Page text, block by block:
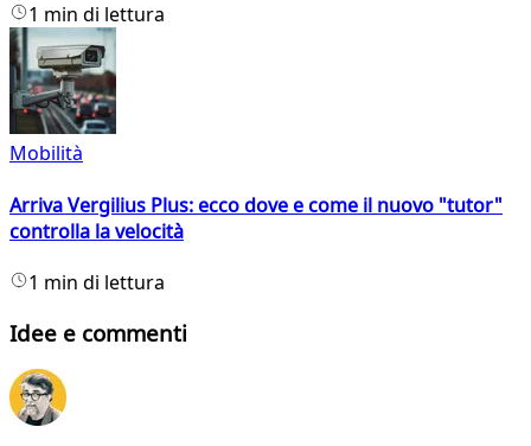
1 min di lettura
Mobilità
Arriva Vergilius Plus: ecco dove e come il nuovo "tutor"
controlla la velocità
1 min di lettura
Idee e commenti